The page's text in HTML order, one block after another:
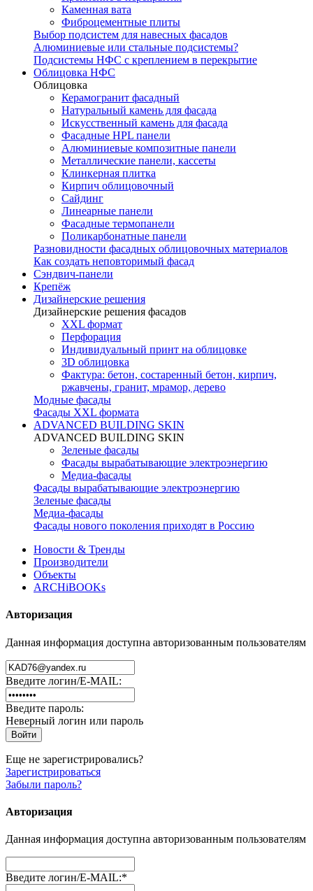
Каменная вата
Фиброцементные плиты
Выбор подсистем для навесных фасадов
Алюминиевые или стальные подсистемы?
Подсистемы НФС с креплением в перекрытие
Облицовка НФС
Облицовка
Керамогранит фасадный
Натуральный камень для фасада
Искусственный камень для фасада
Фасадные HPL панели
Алюминиевые композитные панели
Металлические панели, кассеты
Клинкерная плитка
Кирпич облицовочный
Сайдинг
Линеарные панели
Фасадные термопанели
Поликарбонатные панели
Разновидности фасадных облицовочных материалов
Как создать неповторимый фасад
Сэндвич-панели
Крепёж
Дизайнерские решения
Дизайнерские решения фасадов
XXL формат
Перфорация
Индивидуальный принт на облицовке
3D облицовка
Фактура: бетон, состаренный бетон, кирпич,
ржавчены, гранит, мрамор, дерево
Модные фасады
Фасады XXL формата
ADVANCED BUILDING SKIN
ADVANCED BUILDING SKIN
Зеленые фасады
Фасады вырабатывающие электроэнергию
Медиа-фасады
Фасады вырабатывающие электроэнергию
Зеленые фасады
Медиа-фасады
Фасады нового поколения приходят в Россию
Новости & Тренды
Производители
Объекты
ARCHiBOOKs
Авторизация
Данная информация доступна авторизованным пользователям
Введите логин/E-MAIL:
Введите пароль:
Неверный логин или пароль
Еще не зарегистрировались?
Зарегистрироваться
Забыли пароль?
Авторизация
Данная информация доступна авторизованным пользователям
Введите логин/E-MAIL:*